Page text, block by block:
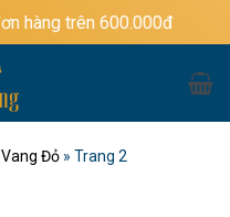
600.000đ
Vang Đỏ » Trang 2